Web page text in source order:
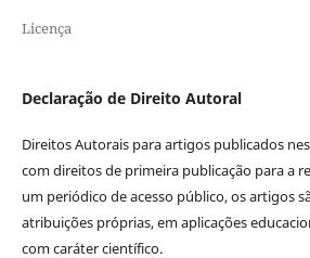
Licença
Declaração de Direito Autoral
Direitos Autorais para artigos publicados
com direitos de primeira publicação para a
um periódico de acesso público, os artigos
atribuições próprias, em aplicações
com caráter científico.